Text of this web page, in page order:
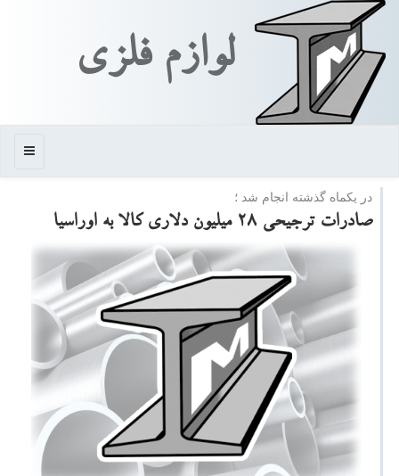
لوازم فلزی
منو
در یكماه گذشته انجام شد ؛
صادرات ترجیحی ۲۸ میلیون دلاری كالا به اوراسیا